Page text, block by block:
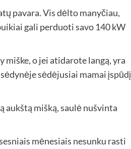
pavara. Vis dėlto manyčiau,
gali perduoti savo 140 kW
miške, o jei atidarote langą, yra
sėdėjusiai mamai įspūdį
aukštą mišką, saulė nušvinta
mėnesiais nesunku rasti